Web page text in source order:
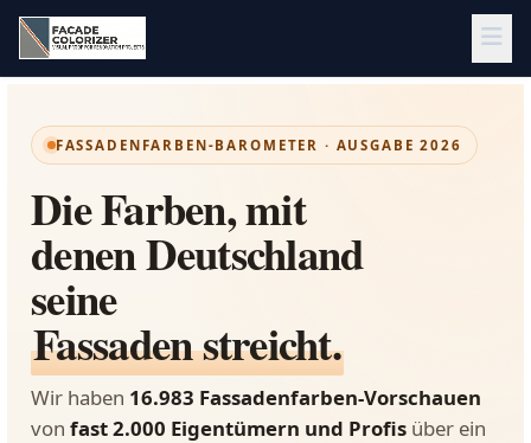
Zum Hauptinhalt springen
FASSADENFARBEN-BAROMETER · AUSGABE 2026
Die Farben, mit
denen Deutschland
seine
Fassaden streicht.
Wir haben 16.983 Fassadenfarben-Vorschauen
von fast 2.000 Eigentümern und Profis über ein